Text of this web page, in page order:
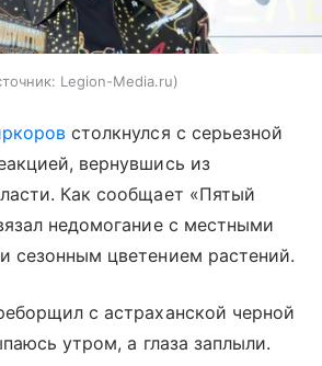
Legion-Media.ru
столкнулся с серьезной
вернувшись из
Как сообщает «Пятый
недомогание с местными
сезонным цветением растений.
с астраханской черной
утром, а глаза заплыли.